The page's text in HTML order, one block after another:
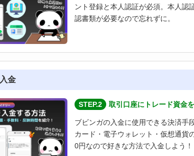
ント登録と本人認証が必須。本人認
認書類が必要なので忘れずに。
金
STEP.2 取引口座にトレード資金を
ブビンガの入金に使用できる決済手
カード・電子ウォレット・仮想通貨
0円なので好きな方法で入金しよう！